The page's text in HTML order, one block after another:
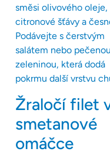
směsi olivového oleje,
citronové šťávy a
Podávejte s čerstvým
salátem nebo pečenou
zeleninou, která dodá
pokrmu další vrstvu
Žraločí filet
smetanové
omáčce